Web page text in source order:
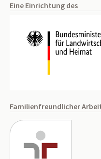
Eine Einrichtung des
Familienfreundlicher